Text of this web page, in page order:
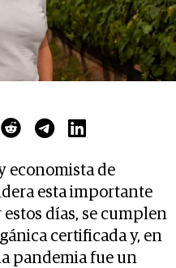
economista de
esta importante
días, se cumplen
certificada y, en
pandemia fue un